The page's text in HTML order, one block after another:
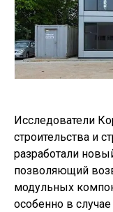
Исследователи
строительства и
разработали
позволяющий
модульных
особенно в